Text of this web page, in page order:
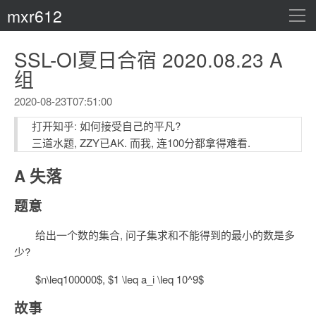
导
航
mxr612
首页
SSL-OI夏日合宿 2020.08.23 A
组
2020-08-23T07:51:00
打开知乎: 如何接受自己的平凡?
三道水题, ZZY已AK. 而我, 连100分都拿得难看.
A 失落
题意
给出一个数的集合, 问子集求和不能得到的最小的数是多
少?
$n\leq100000$, $1 \leq a_i \leq 10^9$
故事